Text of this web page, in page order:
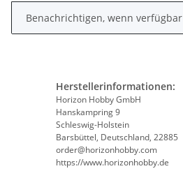
Benachrichtigen, wenn verfügbar
Herstellerinformationen:
Horizon Hobby GmbH
Hanskampring 9
Schleswig-Holstein
Barsbüttel, Deutschland, 22885
order@horizonhobby.com
https://www.horizonhobby.de